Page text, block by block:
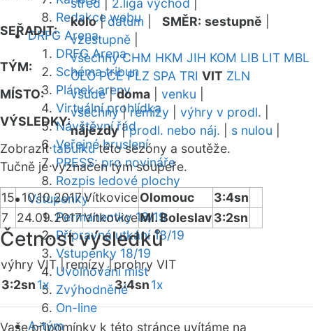
Redakce webu
DRFG Arena
DRFG Arena
Schéma tribun
Plánek areny
Virtuální prohlídka
Návštěvní řád
Veřejné bruslení
PRESS: pro novináře
Rozpis ledové plochy
Vstupenky
Permanentky 18/19
Přípravná utkání 18/19
Vstupenky 18/19
Uvolňování míst
Zvýhodněné
On-line
A-tým
střed
2.liga východ
SEŘADIT:
kolo|datum SMĚR: sestupně
vzestupně
TÝM:
všechny CHM HKM JIH KOM LIB LIT MBL
OLO PCE PLZ SPA TRI VIT ZLN
MÍSTO:
všude|doma venku
VÝSLEDKY:
všechny|remízy výhry v prodl.
nájezdy|prodl. nebo náj. s nulou
Zobrazittabulkutéto sezóny a soutěže.
Tučně je vyznačen tým soupeře.
15 10.10.2017VítkoviceOlomouc
3:4sn
7
24.09.2017VítkoviceMl. Boleslav3:2sn
Četnost výsledků
výhry VIT |remízy |prohry VIT
3:2sn1x 3:4sn1x
Vaše připomínky k této stránce uvítáme na